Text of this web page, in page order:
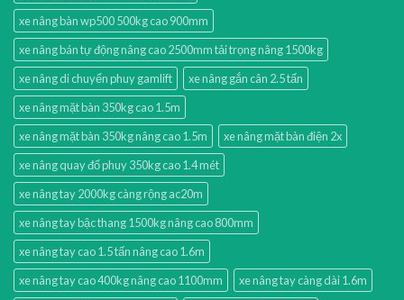
xe nâng bàn wp500 500kg cao 900mm
xe nâng bán tự động nâng cao 2500mm tải trọng nâng 1500kg
xe nâng di chuyển phuy gamlift
xe nâng gắn cân 2.5 tấn
xe nâng mặt bàn 350kg cao 1.5m
xe nâng mặt bàn 350kg nâng cao 1.5m
xe nâng mặt bàn điện 2x
xe nâng quay đổ phuy 350kg cao 1.4 mét
xe nâng tay 2000kg càng rộng ac20m
xe nâng tay bậc thang 1500kg nâng cao 800mm
xe nâng tay cao 1.5 tấn nâng cao 1.6m
xe nâng tay cao 400kg nâng cao 1100mm
xe nâng tay càng dài 1.6m